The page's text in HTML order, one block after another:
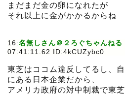
まだまだ金の卵になれたが
それ以上に金がかかるからね
16:名無しさん＠２ろぐちゃんねる
07:41:11.62 ID:4kCUZybc0
東芝はココム違反してるし、
にある日本企業だから、
アメリカ政府の対中制裁で東